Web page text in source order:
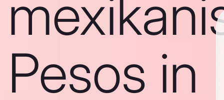
Pesos in